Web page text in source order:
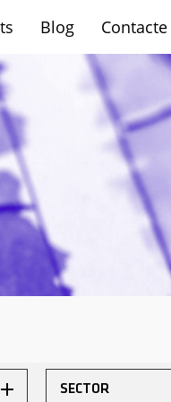
Blog Contacte
SECTOR